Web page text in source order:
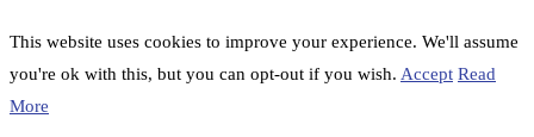
This website uses cookies to improve your experience. We'll assume
you're ok with this, but you can opt-out if you wish. Accept Read
More